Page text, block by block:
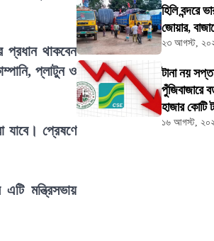
প্রধান থাকবেন
প্লাটুন ও
প্রেষণে
মন্ত্রিসভায়
হিলি বন্দরে
জোয়ার,
২৩ আগস্ট,
টানা নয়
পুঁজিবাজারে
হাজার কোটি
১৬ আগস্ট,